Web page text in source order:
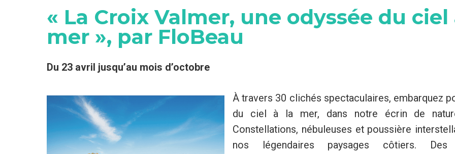
« La Croix Valmer, une odyssée du ciel
mer », par FloBeau
Du 23 avril jusqu’au mois d’octobre
À travers 30 clichés spectaculaires, embarquez
du ciel à la mer, dans notre écrin de
Constellations, nébuleuses et poussière
nos légendaires paysages côtiers. Des